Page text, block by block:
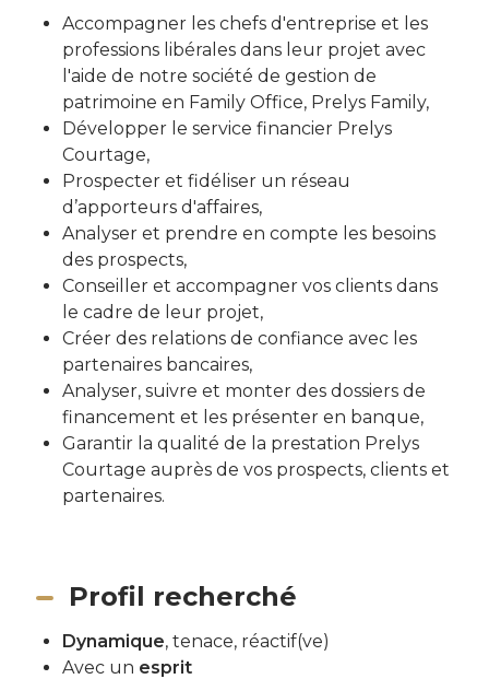
Accompagner les chefs d'entreprise et les
professions libérales dans leur projet avec
l'aide de notre société de gestion de
patrimoine en Family Office, Prelys Family,
Développer le service financier Prelys
Courtage,
Prospecter et fidéliser un réseau
d’apporteurs d'affaires,
Analyser et prendre en compte les besoins
des prospects,
Conseiller et accompagner vos clients dans
le cadre de leur projet,
Créer des relations de confiance avec les
partenaires bancaires,
Analyser, suivre et monter des dossiers de
financement et les présenter en banque,
Garantir la qualité de la prestation Prelys
Courtage auprès de vos prospects, clients et
partenaires.
Profil recherché
Dynamique, tenace, réactif(ve)
Avec un esprit